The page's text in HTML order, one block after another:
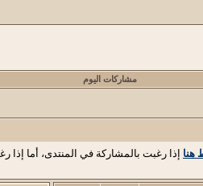
مشاركات اليوم
هنا إذا رغبت بالمشاركة في المنتدى، أما إذا